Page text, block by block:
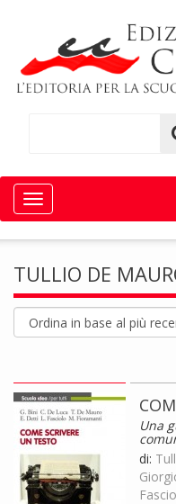
Toggle
navigation
TULLIO DE
Una
di: